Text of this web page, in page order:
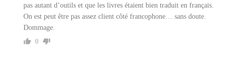
pas autant d’outils et que les livres étaient bien traduit en français.
On est peut être pas assez client côté francophone… sans doute.
Dommage.
0